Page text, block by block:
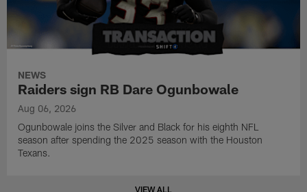
NEWS
Raiders sign RB Dare Ogunbowale
Aug 06, 2026
Ogunbowale joins the Silver and Black for his eighth NFL
season after spending the 2025 season with the Houston
Texans.
VIEW ALL